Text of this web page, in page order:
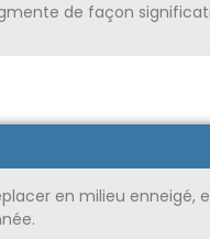
de façon
en milieu enneigé,